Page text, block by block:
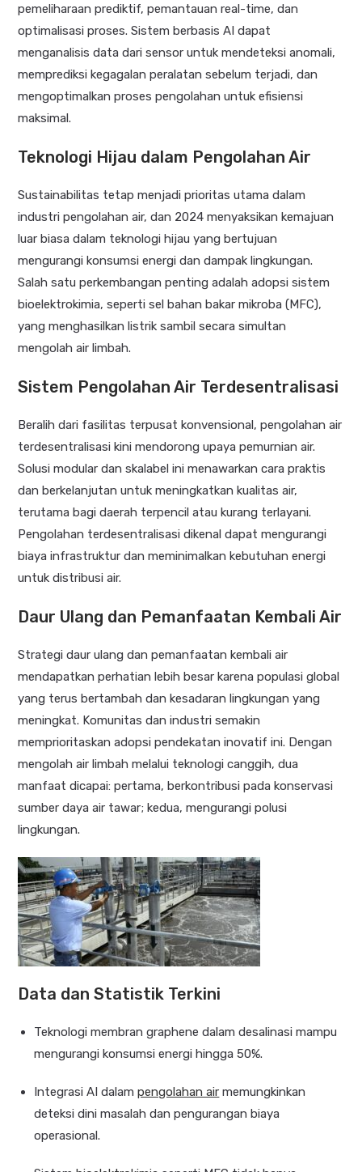
pemeliharaan prediktif, pemantauan real-time, dan
optimalisasi proses. Sistem berbasis AI dapat
menganalisis data dari sensor untuk mendeteksi anomali,
memprediksi kegagalan peralatan sebelum terjadi, dan
mengoptimalkan proses pengolahan untuk efisiensi
maksimal.
Teknologi Hijau dalam Pengolahan Air
Sustainabilitas tetap menjadi prioritas utama dalam
industri pengolahan air, dan 2024 menyaksikan kemajuan
luar biasa dalam teknologi hijau yang bertujuan
mengurangi konsumsi energi dan dampak lingkungan.
Salah satu perkembangan penting adalah adopsi sistem
bioelektrokimia, seperti sel bahan bakar mikroba (MFC),
yang menghasilkan listrik sambil secara simultan
mengolah air limbah.
Sistem Pengolahan Air Terdesentralisasi
Beralih dari fasilitas terpusat konvensional, pengolahan air
terdesentralisasi kini mendorong upaya pemurnian air.
Solusi modular dan skalabel ini menawarkan cara praktis
dan berkelanjutan untuk meningkatkan kualitas air,
terutama bagi daerah terpencil atau kurang terlayani.
Pengolahan terdesentralisasi dikenal dapat mengurangi
biaya infrastruktur dan meminimalkan kebutuhan energi
untuk distribusi air.
Daur Ulang dan Pemanfaatan Kembali Air
Strategi daur ulang dan pemanfaatan kembali air
mendapatkan perhatian lebih besar karena populasi global
yang terus bertambah dan kesadaran lingkungan yang
meningkat. Komunitas dan industri semakin
memprioritaskan adopsi pendekatan inovatif ini. Dengan
mengolah air limbah melalui teknologi canggih, dua
manfaat dicapai: pertama, berkontribusi pada konservasi
sumber daya air tawar; kedua, mengurangi polusi
lingkungan.
Data dan Statistik Terkini
Teknologi membran graphene dalam desalinasi mampu
mengurangi konsumsi energi hingga 50%.
Integrasi AI dalampengolahan air memungkinkan
deteksi dini masalah dan pengurangan biaya
operasional.